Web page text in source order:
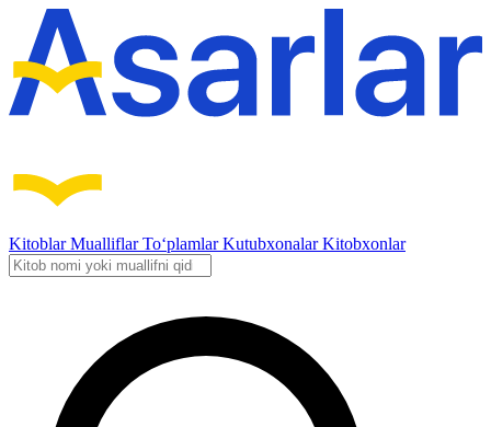
KitoblarMualliflarTo‘plamlarKutubxonalarKitobxonlar